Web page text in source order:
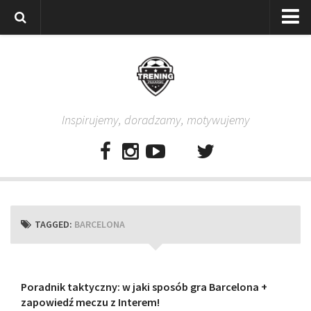
Rodzice
Aplikacja Pro Training – Trening Piłkarski
Plan treningowy “Piłkarski W-F w domu”
Inspirujemy, doradzamy, motywujemy
TAGGED: BARCELONA
Poradnik taktyczny: w jaki sposób gra Barcelona +
zapowiedź meczu z Interem!